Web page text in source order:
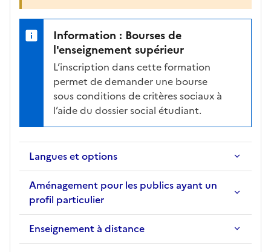
c
e
r
l
a
f
i
c
h
d
e
a
o
Information : Bourses de
l'enseignement supérieur
L’inscription dans cette formation
permet de demander une bourse
sous conditions de critères sociaux à
l’aide du dossier social étudiant.
Langues et options
Aménagement pour les publics ayant un
profil particulier
Enseignement à distance